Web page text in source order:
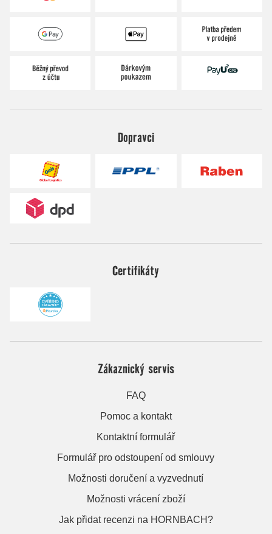
Dopravci
Certifikáty
Zákaznický servis
FAQ
Pomoc a kontakt
Kontaktní formulář
Formulář pro odstoupení od smlouvy
Možnosti doručení a vyzvednutí
Možnosti vrácení zboží
Jak přidat recenzi na HORNBACH?